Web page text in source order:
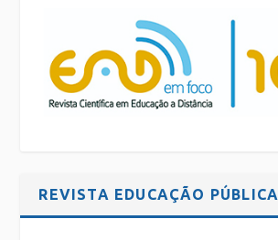
REVISTA EDUCAÇÃO PÚBLICA